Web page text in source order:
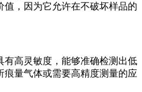
，因为它允许在不破坏样品的
高灵敏度，能够准确检测出低
量气体或需要高精度测量的应